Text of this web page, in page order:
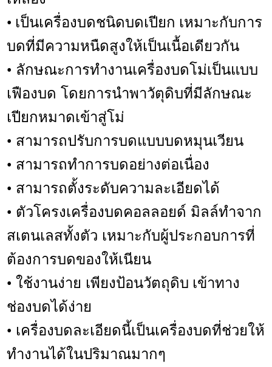
• เป็นเครื่องบดชนิดบดเปียก เหมาะกับการ
บดที่มีความหนืดสูงให้เป็นเนื้อเดียวกัน
• ลักษณะการทำงานเครื่องบดโม่เป็นแบบ
เฟืองบด โดยการนำพาวัตุดิบที่มีลักษณะ
เปียกหมาดเข้าสู่โม่
• สามารถปรับการบดแบบบดหมุนเวียน
• สามารถทำการบดอย่างต่อเนื่อง
• สามารถตั้งระดับความละเอียดได้
• ตัวโครงเครื่องบดคอลลอยด์ มิลล์ทำจาก
สเตนเลสทั้งตัว เหมาะกับผู้ประกอบการที่
ต้องการบดของให้เนียน
• ใช้งานง่าย เพียงป้อนวัตถุดิบ เข้าทาง
ช่องบดได้ง่าย
• เครื่องบดละเอียดนี้เป็นเครื่องบดที่ช่วยให้
ทำงานได้ในปริมาณมากๆ